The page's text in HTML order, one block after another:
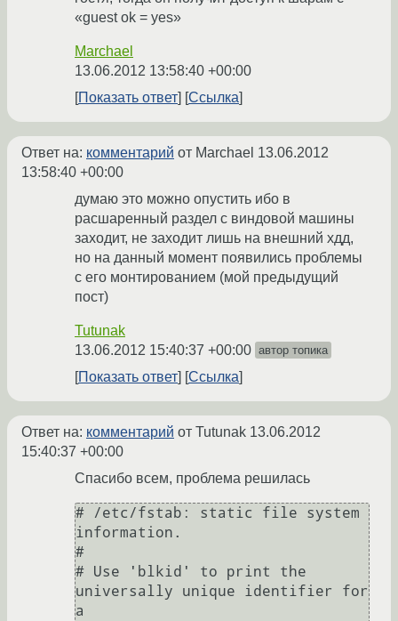
«guest ok = yes»
Marchael
13.06.2012 13:58:40 +00:00
Показать ответ
Ссылка
Ответ на: комментарий от Marchael 13.06.2012
13:58:40 +00:00
думаю это можно опустить ибо в
расшаренный раздел с виндовой машины
заходит, не заходит лишь на внешний хдд,
но на данный момент появились проблемы
с его монтированием (мой предыдущий
пост)
Tutunak
13.06.2012 15:40:37 +00:00 автор топика
Показать ответ Ссылка
Ответ на: комментарий от Tutunak 13.06.2012
15:40:37 +00:00
Спасибо всем, проблема решилась
# /etc/fstab: static file system
information.
#
# Use 'blkid' to print the
universally unique identifier for
a